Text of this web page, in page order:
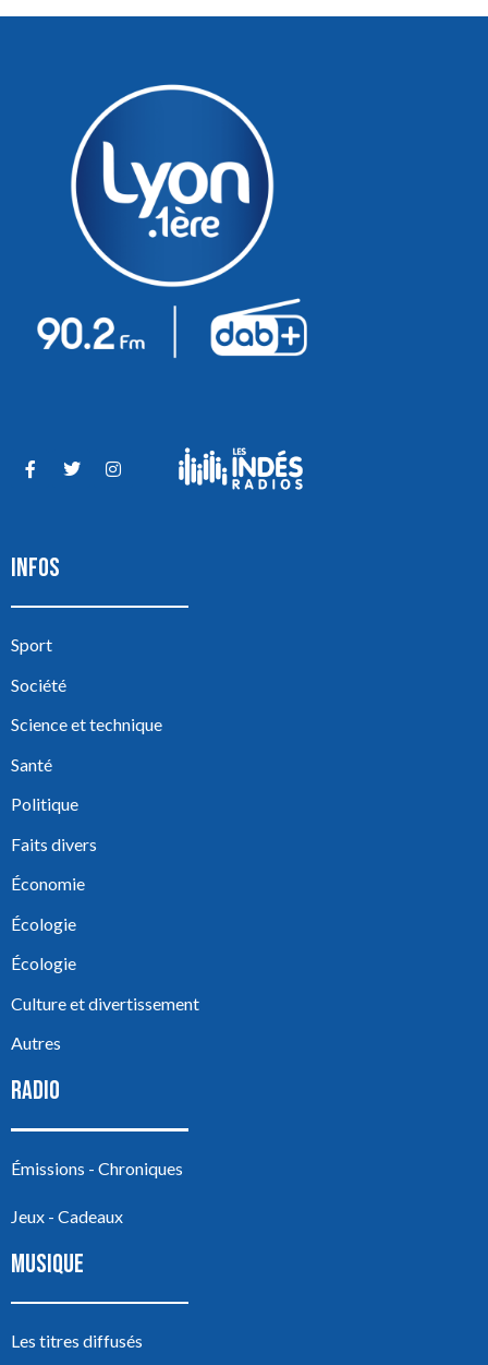
INFOS
Sport
Société
Science et technique
Santé
Politique
Faits divers
Économie
Écologie
Écologie
Culture et divertissement
Autres
RADIO
Émissions - Chroniques
Jeux - Cadeaux
MUSIQUE
Les titres diffusés